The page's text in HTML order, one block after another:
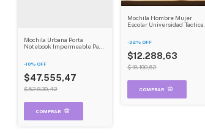
Mochila Urbana Porta
Notebook Impermeable Para
-10% OFF
$47.555,47
$52.839,42
Mochila Hombre Mujer
Escolar Universidad Tactica
-32% OFF
$12.288,63
$18.190,62